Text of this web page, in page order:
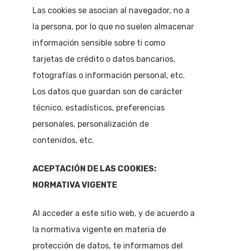
Las cookies se asocian al navegador, no a
la persona, por lo que no suelen almacenar
información sensible sobre ti como
tarjetas de crédito o datos bancarios,
fotografías o información personal, etc.
Los datos que guardan son de carácter
técnico, estadísticos, preferencias
personales, personalización de
contenidos, etc.
ACEPTACIÓN DE LAS COOKIES:
NORMATIVA VIGENTE
Al acceder a este sitio web, y de acuerdo a
la normativa vigente en materia de
protección de datos, te informamos del